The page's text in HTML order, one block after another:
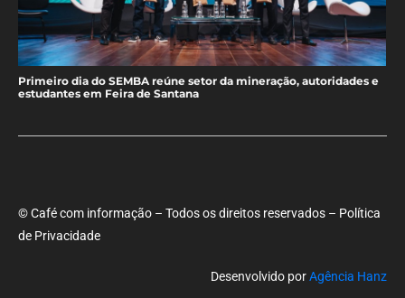
Primeiro dia do SEMBA reúne setor da mineração, autoridades e
estudantes em Feira de Santana
© Café com informação – Todos os direitos reservados – Política
de Privacidade
Desenvolvido porAgência Hanz